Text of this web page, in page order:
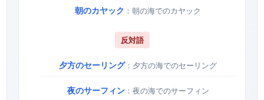
朝のカヤック ：朝の海でのカヤック
反対語
夕方のセーリング：夕方の海でのセーリング
夜のサーフィン：夜の海でのサーフィン